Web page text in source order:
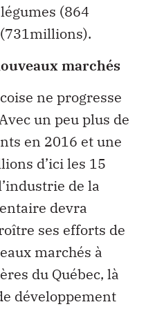
(864
marchés
ne progresse
un peu plus de
en 2016 et une
d’ici les 15
de la
devra
ses efforts de
marchés à
du Québec, là
développement